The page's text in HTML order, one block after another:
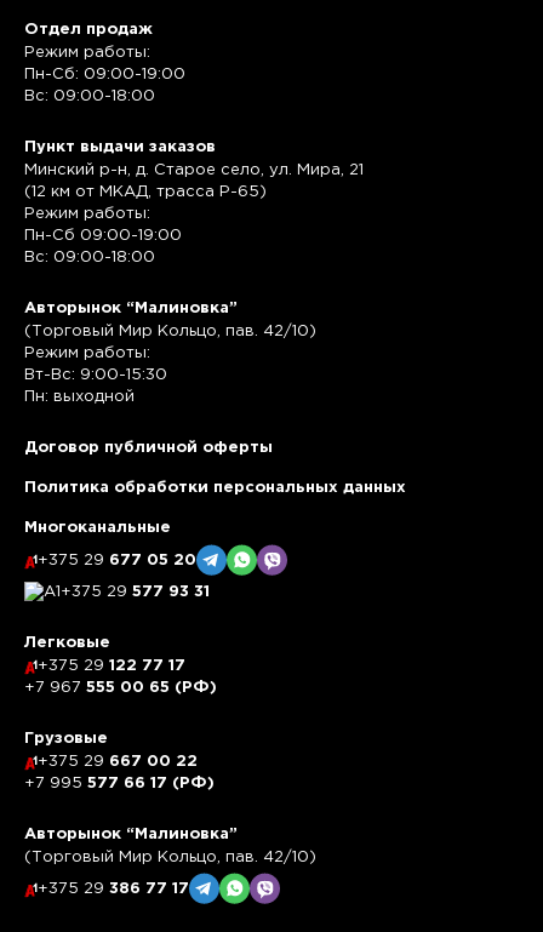
Отдел продаж
Режим работы:
Пн-Сб: 09:00-19:00
Вс: 09:00-18:00
Пункт выдачи заказов
Минский р-н, д. Старое село, ул. Мира, 21
(12 км от МКАД, трасса P-65)
Режим работы:
Пн-Сб 09:00-19:00
Вс: 09:00-18:00
Авторынок “Малиновка”
(Торговый Мир Кольцо, пав. 42/10)
Режим работы:
Вт-Вс: 9:00-15:30
Пн: выходной
Договор публичной оферты
Политика обработки персональных данных
Многоканальные
+375 29 677 05 20
+375 29 577 93 31
Легковые
+375 29 122 77 17
+7 967 555 00 65 (РФ)
Грузовые
+375 29 667 00 22
+7 995 577 66 17 (РФ)
Авторынок “Малиновка”
(Торговый Мир Кольцо, пав. 42/10)
+375 29 386 77 17